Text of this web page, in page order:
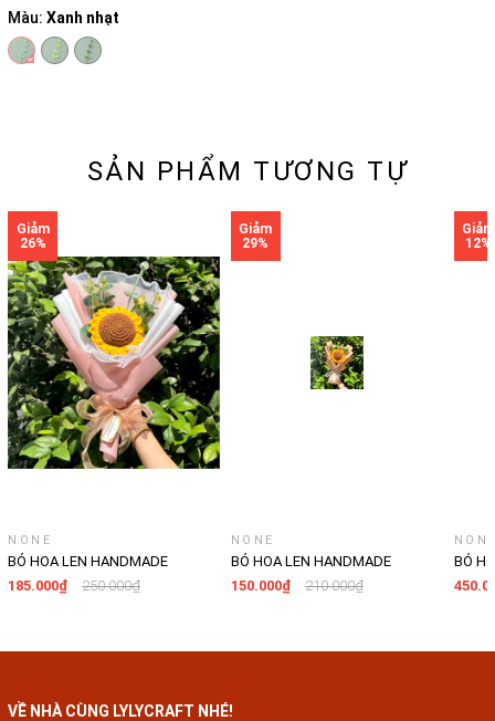
Màu: Xanh nhạt
SẢN PHẨM TƯƠNG TỰ
NONE
BÓ HOA LEN HANDMADE
LYLYCRAFT, HOA LEN ĐAN MÓC
185.000₫ 250.000₫
NONE
BÓ HOA LEN HANDMADE
LYLYCRAFT, HOA LEN ĐAN MÓC
150.000₫ 210.000₫
BÓ
VỀ NHÀ CÙNG LYLYCRAFT NHÉ!